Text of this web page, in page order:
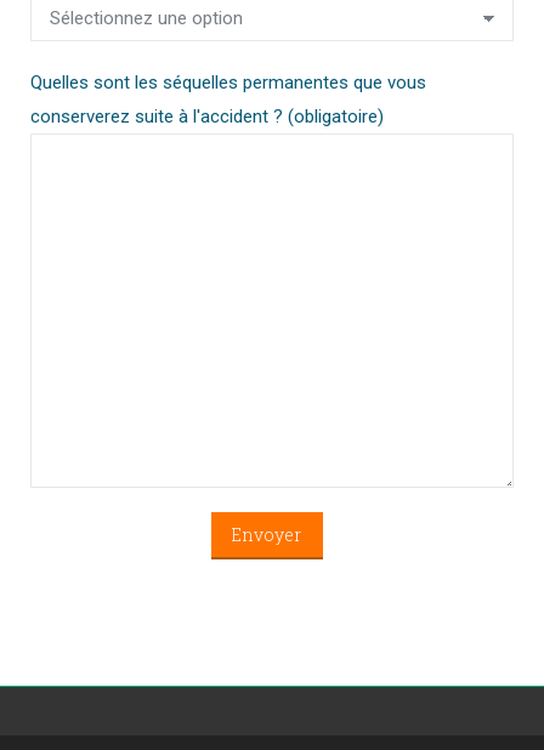
Quelles sont les séquelles permanentes que vous
conserverez suite à l'accident ? (obligatoire)